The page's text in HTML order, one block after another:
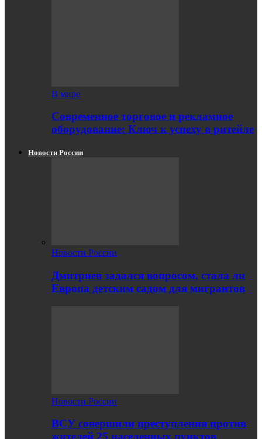
В мире
Современное торговое и рекламное
оборудование: Ключ к успеху в ритейле
Новости России
Новости России
Дмитриев задался вопросом, стала ли
Европа детским садом для мигрантов
Новости России
ВСУ совершили преступления против